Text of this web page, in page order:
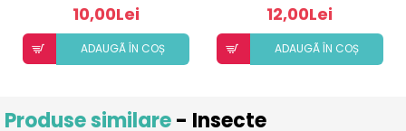
10,00Lei
ADAUGÃ ÎN COȘ
12,00Lei
ADAUGÃ ÎN COȘ
Produse similare- Insecte